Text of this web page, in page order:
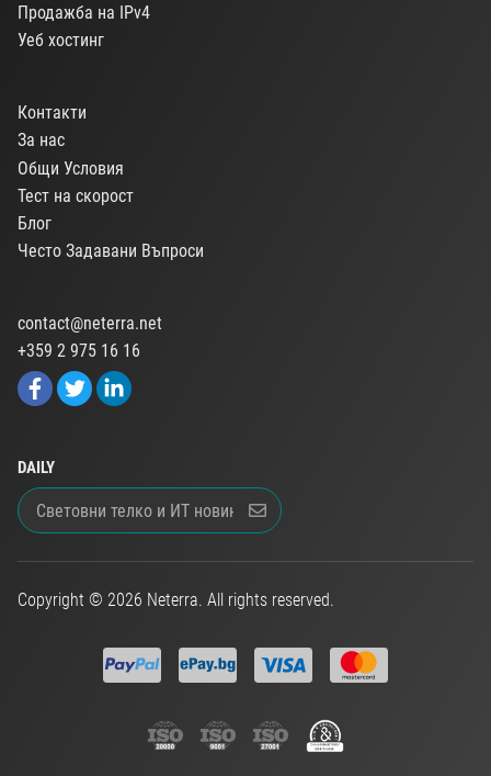
Продажба на IPv4
Уеб хостинг
Контакти
За нас
Общи Условия
Тест на скорост
Блог
Често Задавани Въпроси
contact@neterra.net
+359 2 975 16 16
DAILY
Copyright © 2026 Neterra. All rights reserved.